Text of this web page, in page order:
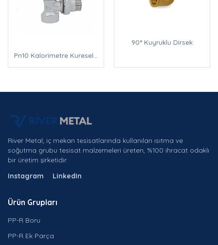
90° Kuyruklu Dirsek
River Metal; iç mekan tesisatlarında kullanılan ısıtma ve
soğutma grubu tesisat malzemeleri üreten, %100 ihracat odaklı
bir üretim şirketidir.
Instagram LinkedIn
Ürün Grupları
PP-R Boru
PP-R Ek Parça